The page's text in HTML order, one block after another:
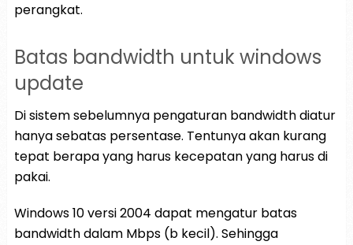
perangkat.
Batas bandwidth untuk windows
update
Di sistem sebelumnya pengaturan bandwidth diatur
hanya sebatas persentase. Tentunya akan kurang
tepat berapa yang harus kecepatan yang harus di
pakai.
Windows 10 versi 2004 dapat mengatur batas
bandwidth dalam Mbps (b kecil). Sehingga